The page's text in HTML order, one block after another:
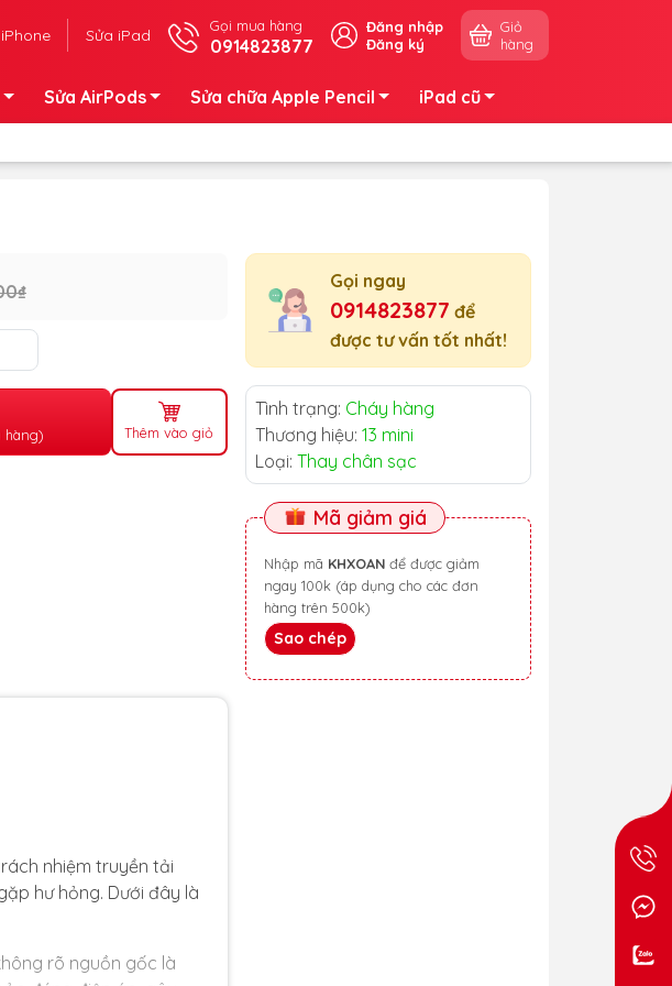
Sửa iPad Gọi mua hàng
0914823877
Đăng nhập
Đăng ký
Giỏ
hàng
Sửa AirPods Sửa chữa Apple Pencil iPad cũ
hàng) Thêm vào giỏ
Gọi ngay
0914823877 để
được tư vấn tốt nhất!
Tình trạng: Cháy hàng
Thương hiệu: 13 mini
Loại: Thay chân sạc
Mã giảm giá
Nhập mã KHXOAN
ngay 100k (áp dụng cho các đơn
hàng trên 500k)
Sao chép
nhiệm truyền tải
hư hỏng. Dưới đây là
rõ nguồn gốc là